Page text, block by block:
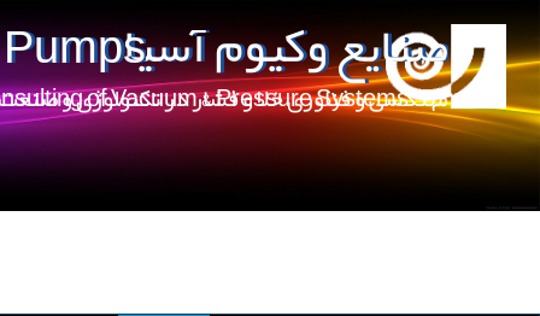
صنایع وکیوم آسیا
مهندسی و فناوری خلا و فشار در تکنولوژی و
of Vacuum & Pressure Systems